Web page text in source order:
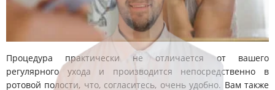
Процедура практически не отличается от вашего
регулярного ухода и производится непосредственно в
ротовой полости, что, согласитесь, очень удобно. Вам также